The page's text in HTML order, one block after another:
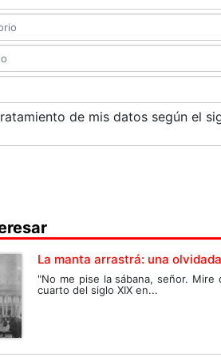
de mis datos según el
La manta arrastrá: una
"No me pise la sábana, señor.
cuarto del siglo XIX en...